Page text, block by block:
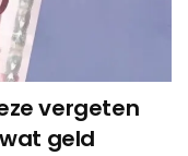
vergeten
geld